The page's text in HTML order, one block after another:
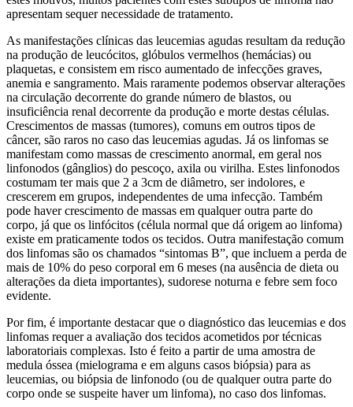
apresentam sequer necessidade de tratamento.
As manifestações clínicas das leucemias agudas resultam da redução
na produção de leucócitos, glóbulos vermelhos (hemácias) ou
plaquetas, e consistem em risco aumentado de infecções graves,
anemia e sangramento. Mais raramente podemos observar alterações
na circulação decorrente do grande número de blastos, ou
insuficiência renal decorrente da produção e morte destas células.
Crescimentos de massas (tumores), comuns em outros tipos de
câncer, são raros no caso das leucemias agudas. Já os linfomas se
manifestam como massas de crescimento anormal, em geral nos
linfonodos (gânglios) do pescoço, axila ou virilha. Estes linfonodos
costumam ter mais que 2 a 3cm de diâmetro, ser indolores, e
crescerem em grupos, independentes de uma infecção. Também
pode haver crescimento de massas em qualquer outra parte do
corpo, já que os linfócitos (célula normal que dá origem ao linfoma)
existe em praticamente todos os tecidos. Outra manifestação comum
dos linfomas são os chamados “sintomas B”, que incluem a perda de
mais de 10% do peso corporal em 6 meses (na ausência de dieta ou
alterações da dieta importantes), sudorese noturna e febre sem foco
evidente.
Por fim, é importante destacar que o diagnóstico das leucemias e dos
linfomas requer a avaliação dos tecidos acometidos por técnicas
laboratoriais complexas. Isto é feito a partir de uma amostra de
medula óssea (mielograma e em alguns casos biópsia) para as
leucemias, ou biópsia de linfonodo (ou de qualquer outra parte do
corpo onde se suspeite haver um linfoma), no caso dos linfomas.